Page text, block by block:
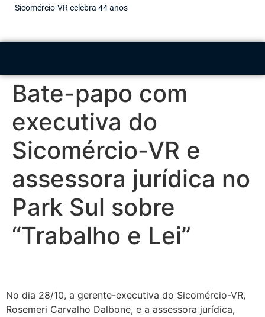
Sicomércio-VR celebra 44 anos
Bate-papo com
executiva do
Sicomércio-VR e
assessora jurídica no
Park Sul sobre
“Trabalho e Lei”
No dia 28/10, a gerente-executiva do Sicomércio-VR,
Rosemeri Carvalho Dalbone, e a assessora jurídica,